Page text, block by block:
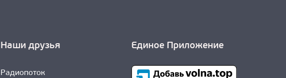
Наши друзья
Радиопоток
Единое Приложение